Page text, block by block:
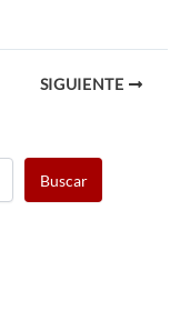
SIGUIENTE
Buscar